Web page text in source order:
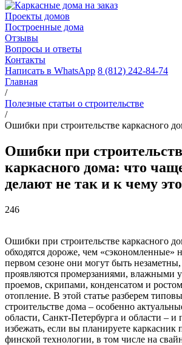
Проекты домов
Построенные дома
Отзывы
Вопросы и ответы
Контакты
Написать в WhatsApp 8 (812) 242-84-74
Главная
/
Полезные статьи о строительстве
/
Ошибки при строительстве каркасного
Ошибки при
каркасного дома: что
делают не так и к чему
246
Ошибки при строительстве каркасного
обходятся дороже, чем «сэкономленные»
первом сезоне они могут быть
проявляются промерзаниями, влажными
проемов, скрипами, конденсатом и
отопление. В этой статье разберем
строительстве дома – особенно
области, Санкт-Петербурга и области – и
избежать, если вы планируете каркасник
финской технологии, в том числе на